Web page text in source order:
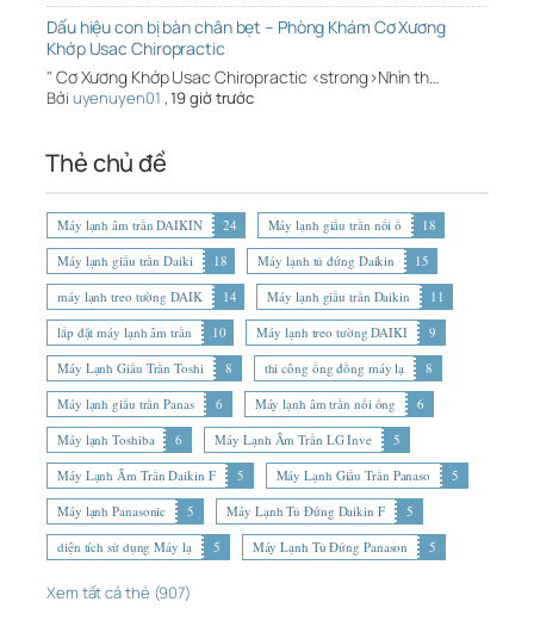
Dấu hiệu con bị bàn chân bẹt – Phòng Khám Cơ Xương
Khớp Usac Chiropractic
" Cơ Xương Khớp Usac Chiropractic <strong>Nhìn th…
Bởi uyenuyen01 ,19 giờ trước
Thẻ chủ đề
Máy lạnh âm trần DAIKIN 24 Máy lạnh giấu trần nối ố
18
Máy lạnh giấu trần Daiki
18 Máy lạnh tủ đứng Daikin
15
máy lạnh treo tường DAIK
14 Máy lạnh giấu trần Daikin
11
lắp đặt máy lạnh âm trần
10 Máy lạnh treo tường DAIKI
9
Máy Lạnh Giấu Trần Toshi
8 thi công ống đồng máy lạ
8
Máy lạnh giấu trần Panas
6 Máy lạnh âm trần nối ống
6
Máy lạnh Toshiba
6 Máy Lạnh Âm Trần LG Inve
5
Máy Lạnh Âm Trần Daikin F
5 Máy Lạnh Giấu Trần Panaso
5
Máy lạnh Panasonic
5 Máy Lạnh Tủ Đứng Daikin F
5
diện tích sử dụng Máy lạ
5 Máy Lạnh Tủ Đứng Panason 5
Xem tất cả thẻ (907)